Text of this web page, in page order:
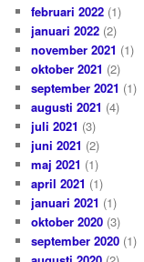
februari 2022 (1)
januari 2022 (2)
november 2021 (1)
oktober 2021 (2)
september 2021 (1)
augusti 2021 (4)
juli 2021 (3)
juni 2021 (2)
maj 2021 (1)
april 2021 (1)
januari 2021 (1)
oktober 2020 (3)
september 2020 (1)